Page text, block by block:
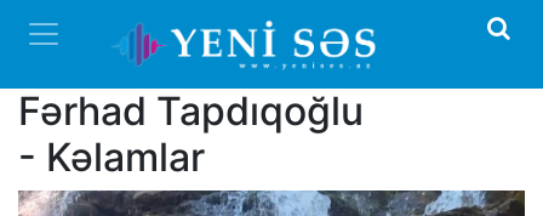
Fərhad Tapdıqoğlu
- Kəlamlar